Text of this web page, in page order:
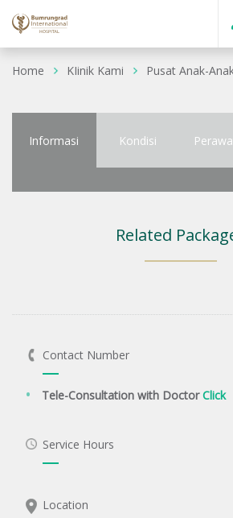
Home KIinik Kami Pusat Anak-
Informasi Kondisi
Related
Contact Number
Tele-Consultation with DoctorClick
Service Hours
Location